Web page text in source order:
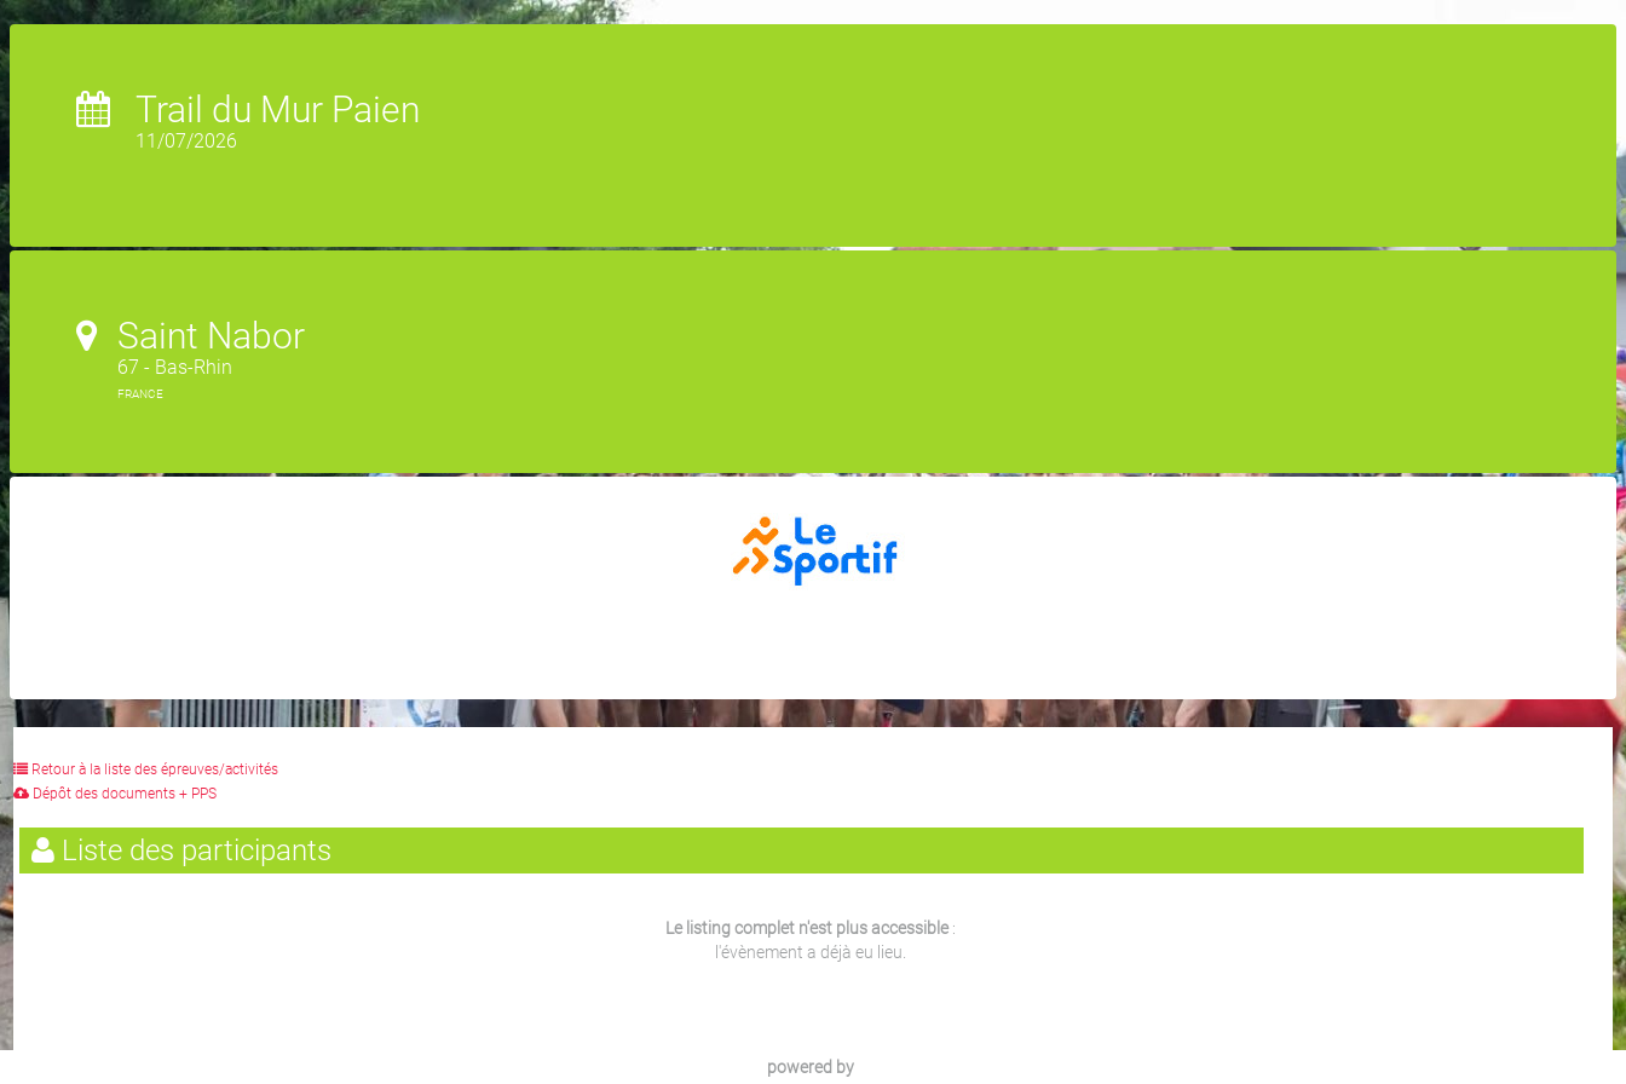
Trail du Mur Paien
11/07/2026
Saint Nabor
67 - Bas-Rhin
FRANCE
Retour à la liste des épreuves/activités
Dépôt des documents + PPS
Liste des participants
Le listing complet n'est plus accessible:
l'évènement a déjà eu lieu.
powered by